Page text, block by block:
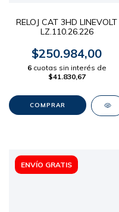
RELOJ CAT 3HD LINEVOLT
LZ.110.26.226
$250.984,00
6 cuotas sin interés de
$41.830,67
ENVÍO GRATIS